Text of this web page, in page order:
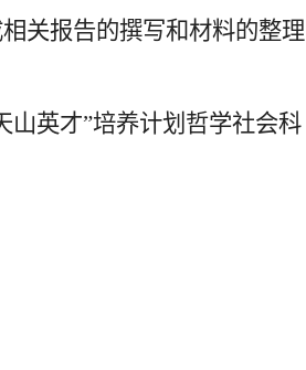
关报告的撰写和材料的整理
山英才”培养计划哲学社会科